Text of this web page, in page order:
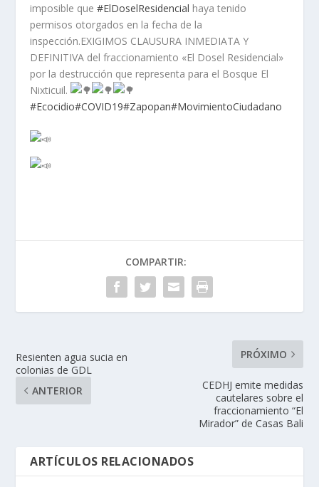
imposible que#ElDoselResidencial haya tenido
permisos otorgados en la fecha de la
inspección.EXIGIMOS CLAUSURA INMEDIATA Y
DEFINITIVA del fraccionamiento «El Dosel Residencial»
por la destrucción que representa para el Bosque El
Nixticuil.
#Ecocidio#COVID19#Zapopan#MovimientoCiudadano
COMPARTIR:
Resienten agua sucia en
colonias de GDL
ANTERIOR
PRÓXIMO
CEDHJ emite medidas
cautelares sobre el
fraccionamiento “El
Mirador” de Casas Bali
ARTÍCULOS RELACIONADOS